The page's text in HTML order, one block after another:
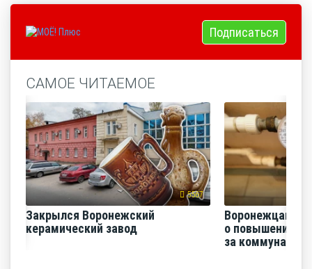
Подписаться
САМОЕ ЧИТАЕМОЕ
5567
Закрылся Воронежский
керамический завод
Воронежцам
о повышении
за